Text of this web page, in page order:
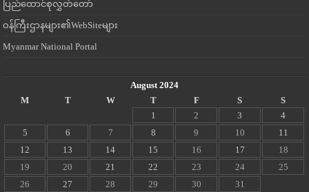
ပြည်ထောင်စုလွှတ်တော်
ဝန်ကြီးဌာနများ၏WebSiteများ
Myanmar National Portal
August 2024
M
T W T F S
S
1
2 3
4
5
6 7 8 9 10
11
12
13 14 15 16 17
18
19
20 21 22 23 24
25
26
27 28 29 30
31